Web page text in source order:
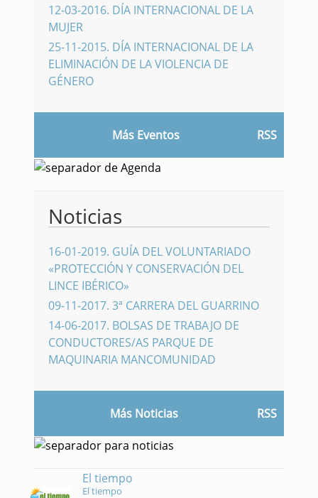
12-03-2016. DÍA INTERNACIONAL DE LA
MUJER
25-11-2015. DÍA INTERNACIONAL DE LA
ELIMINACIÓN DE LA VIOLENCIA DE
GÉNERO
Más Eventos RSS
Noticias
16-01-2019. GUÍA DEL VOLUNTARIADO
«PROTECCIÓN Y CONSERVACIÓN DEL
LINCE IBÉRICO»
09-11-2017. 3ª CARRERA DEL GUARRINO
14-06-2017. BOLSAS DE TRABAJO DE
CONDUCTORES/AS PARQUE DE
MAQUINARIA MANCOMUNIDAD
Más Noticias RSS
El tiempo
El tiempo